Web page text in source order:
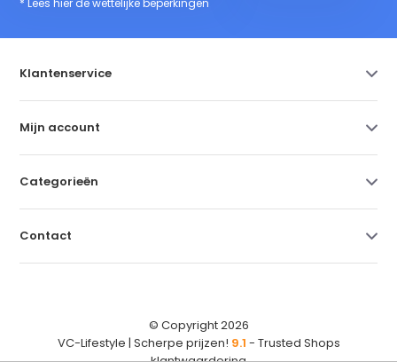
Klantenservice
Mijn account
Categorieën
Contact
© Copyright 2026
VC-Lifestyle | Scherpe prijzen! 9.1 - Trusted Shops